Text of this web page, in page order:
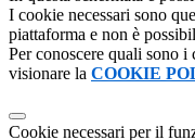
I cookie necessari sono
piattaforma e non è
Per conoscere quali sono i
visionare la COOKIE
Cookie necessari per il